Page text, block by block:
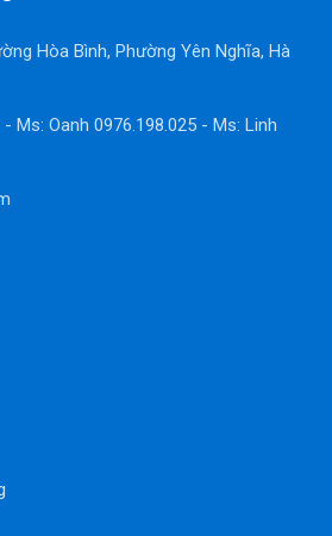
Hòa Bình, Phường Yên Nghĩa, Hà
Ms: Oanh 0976.198.025 - Ms: Linh